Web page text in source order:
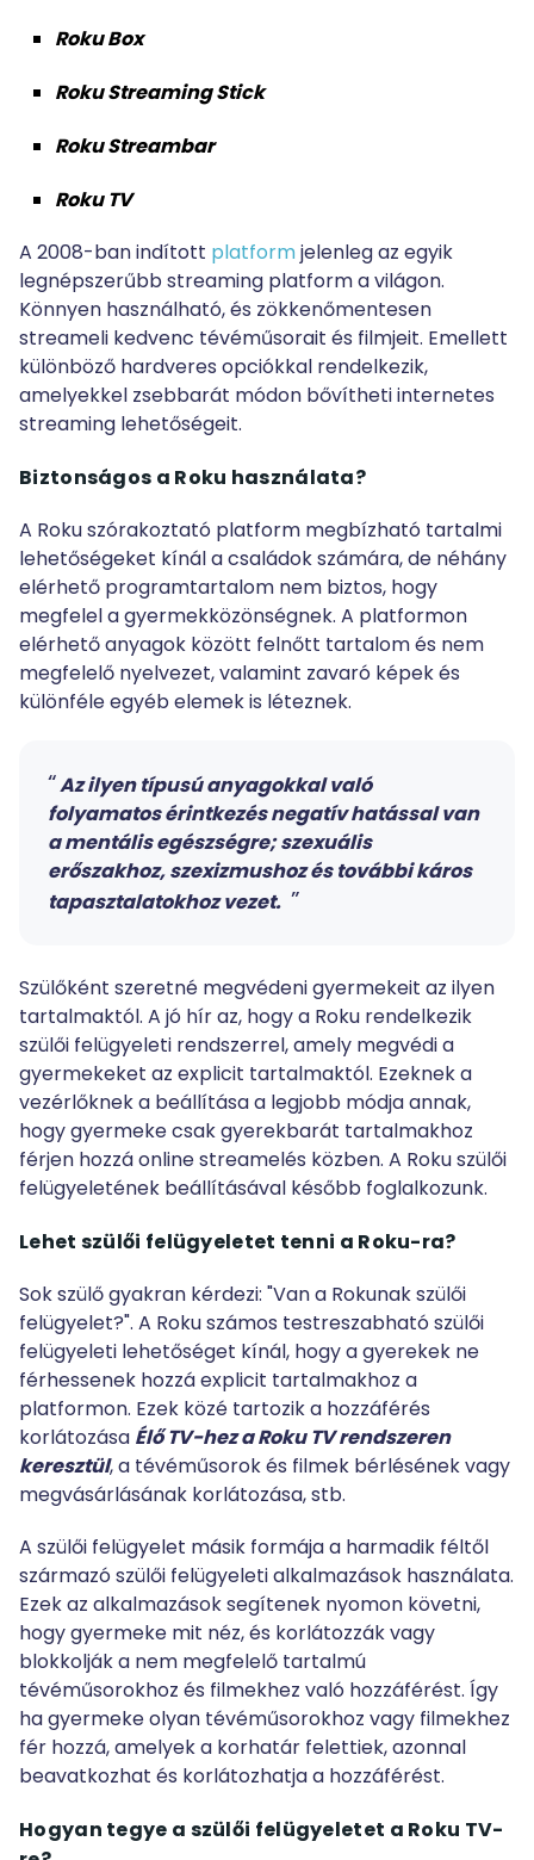
Roku Box
Roku Streaming Stick
Roku Streambar
Roku TV
A 2008-ban indított platformjelenleg az egyik
legnépszerűbb streaming platform a világon.
Könnyen használható, és zökkenőmentesen
streameli kedvenc tévéműsorait és filmjeit. Emellett
különböző hardveres opciókkal rendelkezik,
amelyekkel zsebbarát módon bővítheti internetes
streaming lehetőségeit.
Biztonságos a Roku használata?
A Roku szórakoztató platform megbízható tartalmi
lehetőségeket kínál a családok számára, de néhány
elérhető programtartalom nem biztos, hogy
megfelel a gyermekközönségnek. A platformon
elérhető anyagok között felnőtt tartalom és nem
megfelelő nyelvezet, valamint zavaró képek és
különféle egyéb elemek is léteznek.
Az ilyen típusú anyagokkal való
folyamatos érintkezés negatív hatással van
a mentális egészségre; szexuális
erőszakhoz, szexizmushoz és további káros
tapasztalatokhoz vezet.
Szülőként szeretné megvédeni gyermekeit az ilyen
tartalmaktól. A jó hír az, hogy a Roku rendelkezik
szülői felügyeleti rendszerrel, amely megvédi a
gyermekeket az explicit tartalmaktól. Ezeknek a
vezérlőknek a beállítása a legjobb módja annak,
hogy gyermeke csak gyerekbarát tartalmakhoz
férjen hozzá online streamelés közben. A Roku szülői
felügyeletének beállításával később foglalkozunk.
Lehet szülői felügyeletet tenni a Roku-ra?
Sok szülő gyakran kérdezi: "Van a Rokunak szülői
felügyelet?". A Roku számos testreszabható szülői
felügyeleti lehetőséget kínál, hogy a gyerekek ne
férhessenek hozzá explicit tartalmakhoz a
platformon. Ezek közé tartozik a hozzáférés
korlátozása Élő TV-hez a Roku TV rendszeren
keresztül, a tévéműsorok és filmek bérlésének vagy
megvásárlásának korlátozása, stb.
A szülői felügyelet másik formája a harmadik féltől
származó szülői felügyeleti alkalmazások használata.
Ezek az alkalmazások segítenek nyomon követni,
hogy gyermeke mit néz, és korlátozzák vagy
blokkolják a nem megfelelő tartalmú
tévéműsorokhoz és filmekhez való hozzáférést. Így
ha gyermeke olyan tévéműsorokhoz vagy filmekhez
fér hozzá, amelyek a korhatár felettiek, azonnal
beavatkozhat és korlátozhatja a hozzáférést.
Hogyan tegye a szülői felügyeletet a Roku TV-